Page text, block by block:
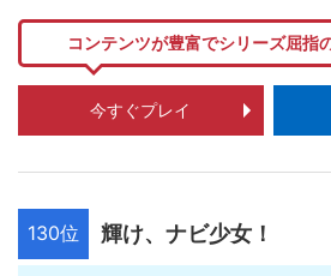
コンテンツが豊富でシリーズ屈指
今すぐプレイ
130位 輝け、ナビ少女！